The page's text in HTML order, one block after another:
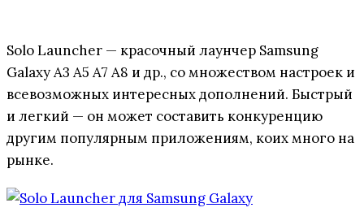
Solo Launcher — красочный лаунчер Samsung
Galaxy A3 A5 A7 A8 и др., со множеством настроек и
всевозможных интересных дополнений. Быстрый
и легкий — он может составить конкуренцию
другим популярным приложениям, коих много на
рынке.